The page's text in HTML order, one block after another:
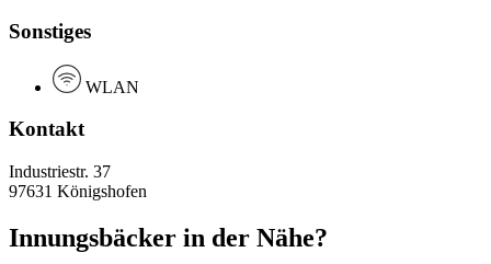
Sonstiges
WLAN
Kontakt
Industriestr. 37
97631 Königshofen
Innungsbäcker in der Nähe?